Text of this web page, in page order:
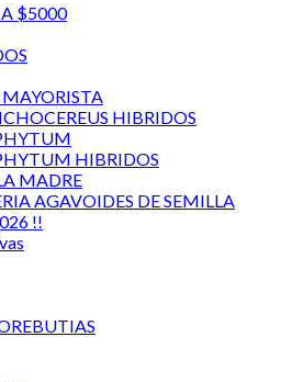
$5000
HIBRIDOS
HIBRIDOS
MADRE
AGAVOIDES DE SEMILLA
!!